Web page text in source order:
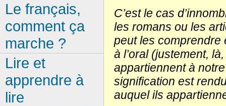
C’est le cas
les romans ou les
peut les comprendre
à l’oral (justement,
appartiennent à
signification est
auquel ils
Le français,
comment ça
marche ?
Lire et
apprendre à
lire